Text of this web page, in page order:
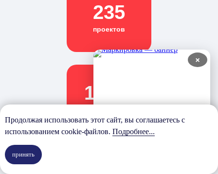
проектов
235
100%
Продолжая использовать этот сайт, вы соглашаетесь с
использованием cookie-файлов. Подробнее...
принять
×